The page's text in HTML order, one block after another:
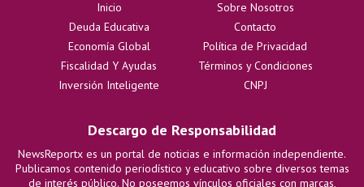
Inicio
Deuda Educativa
Economía Global
Fiscalidad Y Ayudas
Inversión Inteligente
Sobre Nosotros
Contacto
Política de Privacidad
Términos y Condiciones
CNPJ
Descargo de Responsabilidad
NewsReportx es un portal de noticias e información independiente.
Publicamos contenido periodístico y educativo sobre diversos temas
de interés público. No poseemos vínculos oficiales con marcas,